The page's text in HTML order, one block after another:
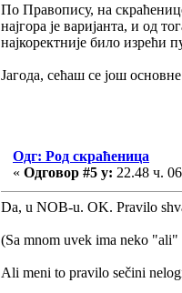
По Правопису, на
најгора је варијанта, и од
најкоректније било изрећи
Јагода, сећаш се још
Одг: Род скраћеница
« Одговор #5 у: 22.48 ч.
Da, u NOB-u. OK. Pravilo
(Sa mnom uvek ima neko "ali"
Ali meni to pravilo sečini